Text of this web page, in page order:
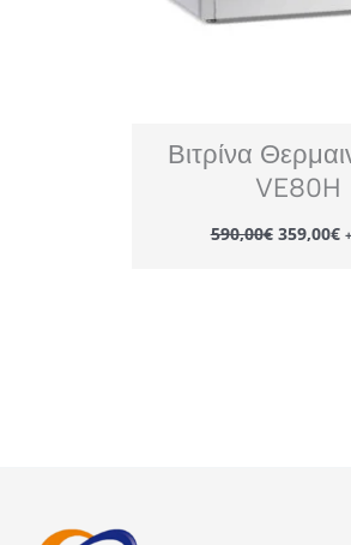
Βιτρίνα
VE80H
590,00€ Original
price
359,00€Η